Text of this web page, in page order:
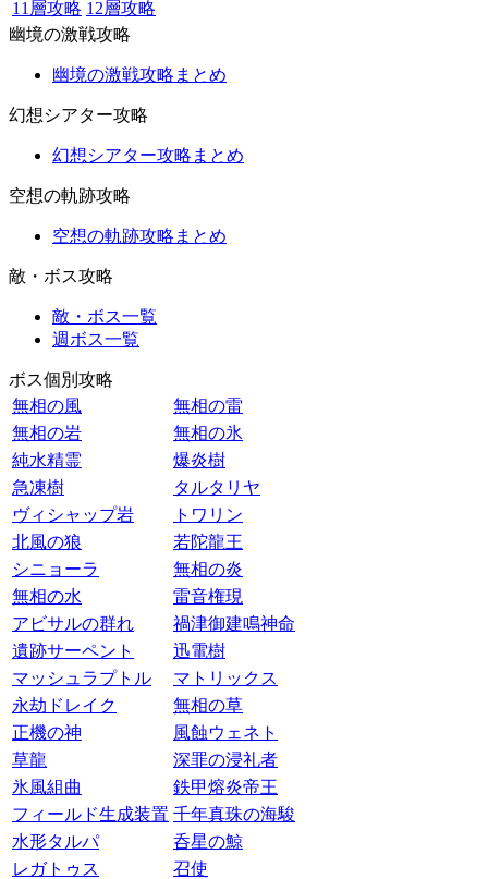
11層攻略 12層攻略
幽境の激戦攻略
幽境の激戦攻略まとめ
幻想シアター攻略
幻想シアター攻略まとめ
空想の軌跡攻略
空想の軌跡攻略まとめ
敵・ボス攻略
敵・ボス一覧
週ボス一覧
ボス個別攻略
無相の風
無相の雷
無相の岩
無相の氷
純水精霊
爆炎樹
急凍樹
タルタリヤ
ヴィシャップ岩
トワリン
北風の狼
若陀龍王
シニョーラ
無相の炎
無相の水
雷音権現
アビサルの群れ
禍津御建鳴神命
遺跡サーペント
迅電樹
マッシュラプトル
マトリックス
永劫ドレイク
無相の草
正機の神
風蝕ウェネト
草龍
深罪の浸礼者
氷風組曲
鉄甲熔炎帝王
フィールド生成装置 千年真珠の海駿
水形タルパ
呑星の鯨
レガトゥス
召使